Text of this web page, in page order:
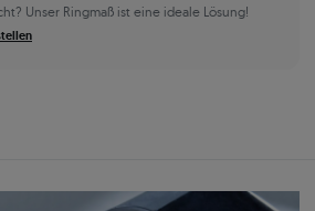
Unser Ringmaß ist eine ideale Lösung!